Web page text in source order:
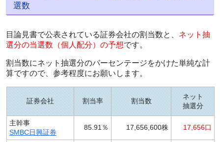
選数
目論見書で公表されている証券会社の割当数と、 ネット抽
選分の当選数（個人配分）の予想です。
割当数にネット抽選分のパーセンテージをかけた単純な計
算ですので、参考程度にお願いします。
証券会社 割当率 割当数
ネット
抽選分
主幹事
SMBC日興証券
85.91％ 17,656,600株 17,656口